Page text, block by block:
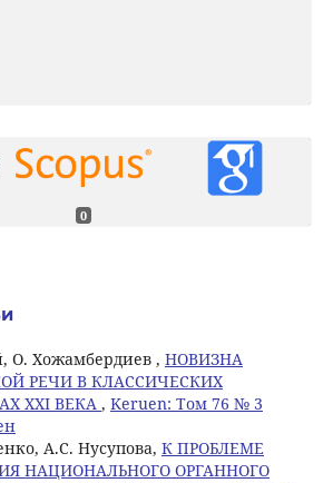
0
О. Хожамбердиев , НОВИЗНА
РЕЧИ В КЛАССИЧЕСКИХ
XXI ВЕКА , Keruen: Том 76 № 3
А.С. Нусупова, К ПРОБЛЕМЕ
НАЦИОНАЛЬНОГО ОРГАННОГО